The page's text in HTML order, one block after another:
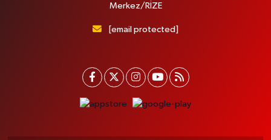
Merkez/RİZE
[email protected]